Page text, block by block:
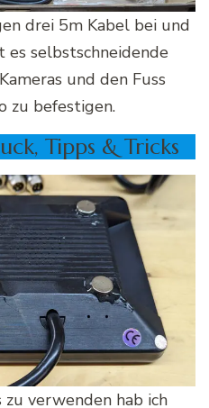
drei 5m Kabel bei und
es selbstschneidende
und den Fuss
zu befestigen.
Tipps & Tricks
verwenden hab ich